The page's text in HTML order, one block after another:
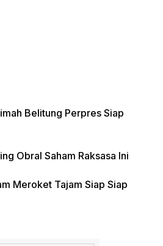
Belitung Perpres Siap
Obral Saham Raksasa Ini
Meroket Tajam Siap Siap